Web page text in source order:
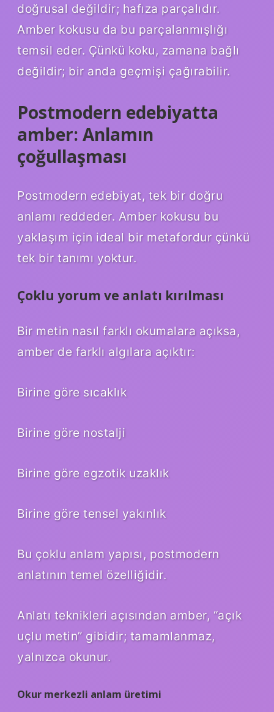
doğrusal değildir; hafıza parçalıdır.
Amber kokusu da bu parçalanmışlığı
temsil eder. Çünkü koku, zamana bağlı
değildir; bir anda geçmişi çağırabilir.
Postmodern edebiyatta
amber: Anlamın
çoğullaşması
Postmodern edebiyat, tek bir doğru
anlamı reddeder. Amber kokusu bu
yaklaşım için ideal bir metafordur çünkü
tek bir tanımı yoktur.
Çoklu yorum ve anlatı kırılması
Bir metin nasıl farklı okumalara açıksa,
amber de farklı algılara açıktır:
Birine göre sıcaklık
Birine göre nostalji
Birine göre egzotik uzaklık
Birine göre tensel yakınlık
Bu çoklu anlam yapısı, postmodern
anlatının temel özelliğidir.
Anlatı teknikleri açısından amber, “açık
uçlu metin” gibidir; tamamlanmaz,
yalnızca okunur.
Okur merkezli anlam üretimi